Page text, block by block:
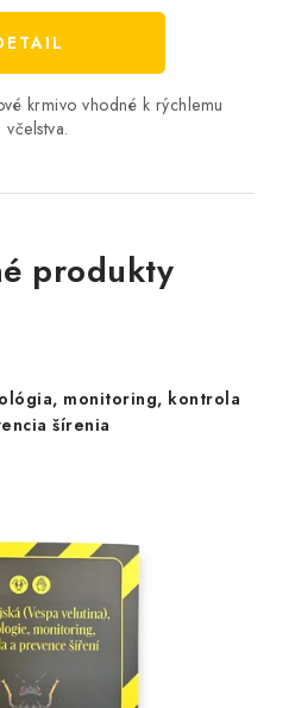
krmivo vhodné k rýchlemu
včelstva.
produkty
monitoring, kontrola
šírenia